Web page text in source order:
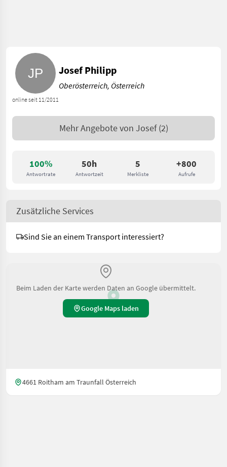
100%
Antwortrate
50h
Antwortzeit
5
Merkliste
+800
Aufrufe
online seit 11/2011
Josef Philipp
Oberösterreich, Österreich
Mehr Angebote von Josef (2)
Zusätzliche Services
Sind Sie an einem Transport interessiert?
Beim Laden der Karte werden Daten an Google übermittelt.
Google Maps laden
4661 Roitham am Traunfall Österreich